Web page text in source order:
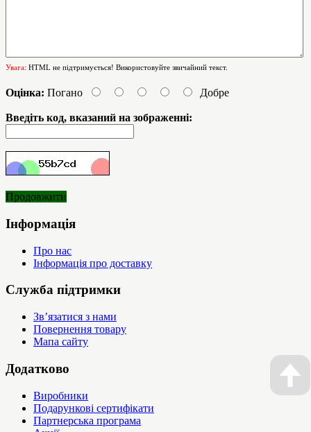
Увага: HTML не підтримується! Використовуйте звичайний текст.
Оцінка: Погано Добре
Введіть код, вказаний на зображенні:
Продовжити
Інформація
Про нас
Інформація про доставку
Служба підтримки
Зв’язатися з нами
Повернення товару
Мапа сайту
Додатково
Виробники
Подарункові сертифікати
Партнерська програма